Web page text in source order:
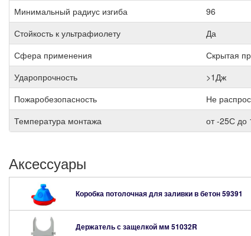
Минимальный радиус изгиба
96
Стойкость к ультрафиолету
Да
Сфера применения
Скрытая
Ударопрочность
>1Дж
Пожаробезопасность
Не
Температура монтажа
от -25С до
Аксессуары
Коробка потолочная для заливки в бетон59391
Держатель с защелкой мм 51032R